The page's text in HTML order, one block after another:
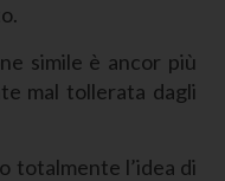
simile è ancor più
mal tollerata dagli
totalmente l’idea di